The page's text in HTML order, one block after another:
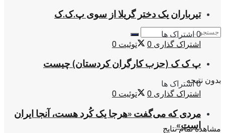
بدون نتیجه
مشاهده تمام نتایج
تیرباران یک دختر گریلا از سوی پ.ک.ک
0 اشتراک ها
اشتراک گذاری 0 توئیت 0
پ ک ک (حزب کارگران کردستان) چیست
0 اشتراک ها
اشتراک گذاری 0 توئیت 0
مردی که می‌گفت «هرجا یک کُرد هست، آنجا ایران
است»